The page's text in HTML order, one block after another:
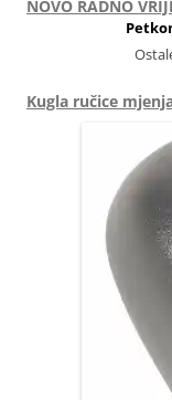
NOVO RADNO
Kugla ručice